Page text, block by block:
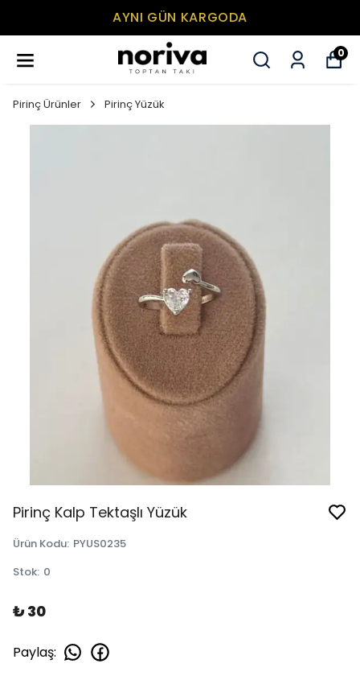
AYNI GÜN KARGODA
0
Pirinç Ürünler Pirinç Yüzük
Pirinç Kalp Tektaşlı Yüzük
Ürün Kodu: PYUS0235
Stok: 0
₺ 30
Paylaş: